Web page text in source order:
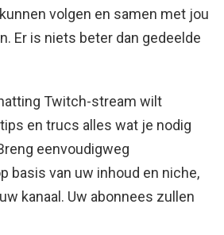
volgen en samen met jou
Er is niets beter dan gedeelde
Twitch-stream wilt
en trucs alles wat je nodig
eenvoudigweg
basis van uw inhoud en niche,
kanaal. Uw abonnees zullen